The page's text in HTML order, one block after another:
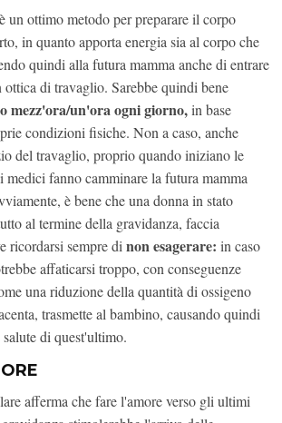
è un ottimo metodo per preparare il corpo
in quanto apporta energia sia al corpo che
quindi alla futura mamma anche di entrare
di travaglio. Sarebbe quindi bene
mezz'ora/un'ora ogni giorno,in base
condizioni fisiche. Non a caso, anche
del travaglio, proprio quando iniziano le
medici fanno camminare la futura mamma
è bene che una donna in stato
al termine della gravidanza, faccia
ricordarsi sempre di non esagerare: in caso
affaticarsi troppo, con conseguenze
una riduzione della quantità di ossigeno
trasmette al bambino, causando quindi
di quest'ultimo.
afferma che fare l'amore verso gli ultimi